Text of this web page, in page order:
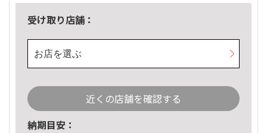
受け取り店舗：
お店を選ぶ
近くの店舗を確認する
納期目安：